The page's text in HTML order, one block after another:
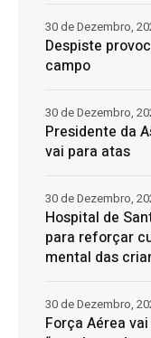
Despiste
campo
30 de Dezembro,
Presidente da
vai para atas
30 de Dezembro,
Hospital de
para reforçar
mental das
30 de Dezembro,
Força Aérea
30 de Dezembro,